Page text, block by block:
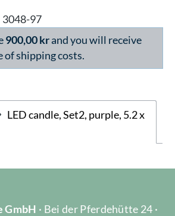
3048-97
900,00 krand you will receive
of shipping costs.
LED candle, Set2, purple, 5.2 x
GmbH · Bei der Pferdehütte 24 ·